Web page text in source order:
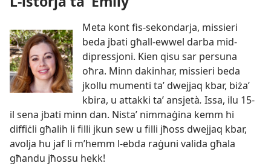
Meta kont fis-​sekondarja, missieri
beda jbati għall-​ewwel darba mid-​
dipressjoni. Kien qisu sar persuna
oħra. Minn dakinhar, missieri beda
jkollu mumenti taʼ dwejjaq kbar, biżaʼ
kbira, u attakki taʼ ansjetà. Issa, ilu 15-​
il sena jbati minn dan. Nistaʼ nimmaġina kemm hi
diffiċli għalih li filli jkun sew u filli jħoss dwejjaq kbar,
avolja hu jaf li m’hemm l-​ebda raġuni valida għala
għandu jħossu hekk!